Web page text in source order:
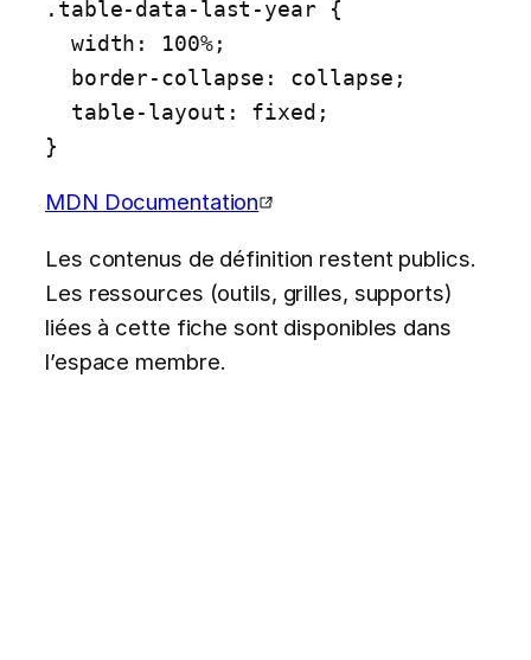
.table-data-last-year {
}
MDN Documentation
Les contenus de définition restent publics.
Les ressources (outils, grilles, supports)
liées à cette fiche sont disponibles dans
l’espace membre.